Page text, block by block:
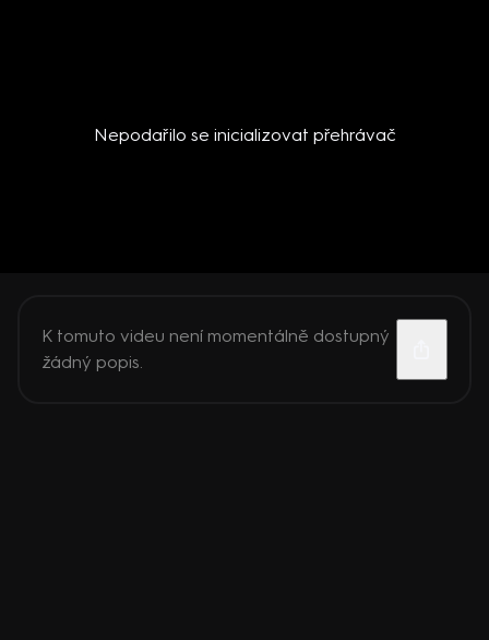
Nepodařilo se inicializovat přehrávač
K tomuto videu není momentálně dostupný
žádný popis.